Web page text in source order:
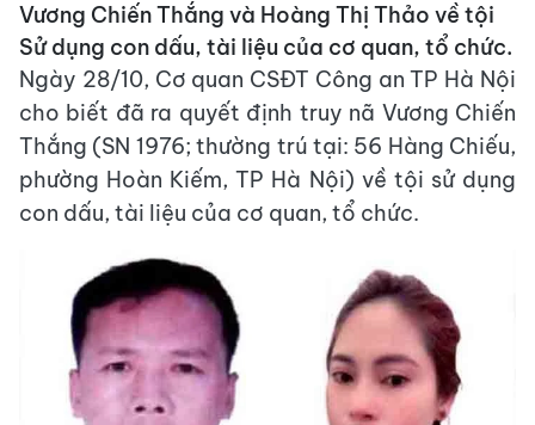
Vương Chiến Thắng và Hoàng Thị Thảo về tội
Sử dụng con dấu, tài liệu của cơ quan, tổ chức.
Ngày 28/10, Cơ quan CSĐT Công an TP Hà Nội
cho biết đã ra quyết định truy nã Vương Chiến
Thắng (SN 1976; thường trú tại: 56 Hàng Chiếu,
phường Hoàn Kiếm, TP Hà Nội) về tội sử dụng
con dấu, tài liệu của cơ quan, tổ chức.